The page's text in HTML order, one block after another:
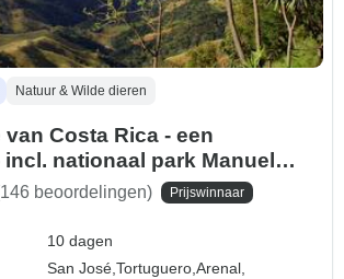
Natuur & Wilde dieren
Costa Rica - een
nationaal park Manuel
beoordelingen) Prijswinnaar
10 dagen
San José,Tortuguero,Arenal,